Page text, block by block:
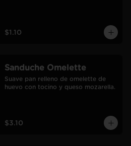
$1.10
Sanduche Omelette
Suave pan relleno de omelette de
huevo con tocino y queso mozarella.
$3.10